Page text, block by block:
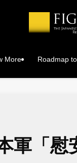
More Roadmap
軍「